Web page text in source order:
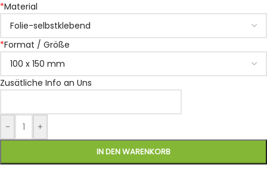
*Material
*Format / Größe
Zusätliche Info an Uns
- +
IN DEN WARENKORB